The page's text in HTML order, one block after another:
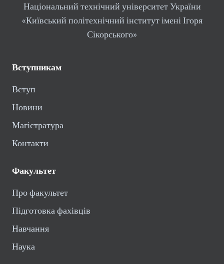
Національний технічний університет України
«Київський політехнічний інститут імені Ігоря
Сікорського»
Вступникам
Вступ
Новини
Магістратура
Контакти
Факультет
Про факультет
Підготовка фахівців
Навчання
Наука